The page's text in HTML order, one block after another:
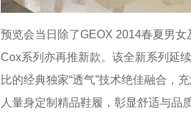
预览会当日除了GEOX 2014春夏男
Cox系列亦再推新款。该全新系列延
比的经典独家“透气”技术绝佳融合，
人量身定制精品鞋履，彰显舒适与品